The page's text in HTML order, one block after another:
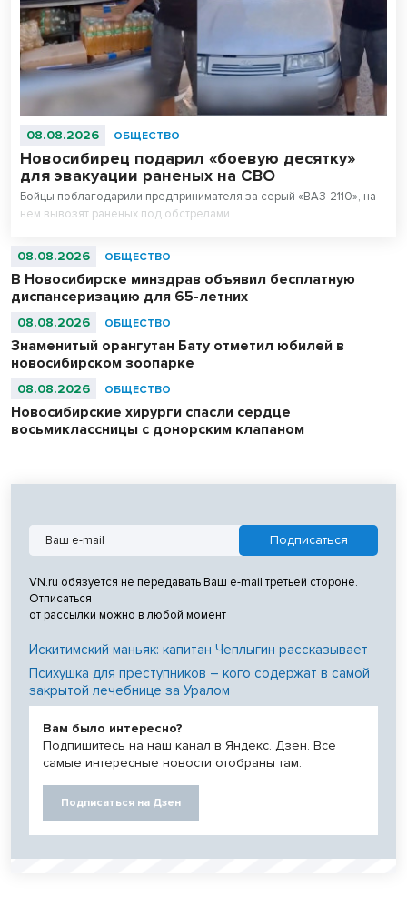
08.08.2026 ОБЩЕСТВО
Новосибирец подарил «боевую десятку»
для эвакуации раненых на СВО
Бойцы поблагодарили предпринимателя за серый «ВАЗ-2110», на
нем вывозят раненых под обстрелами.
08.08.2026 ОБЩЕСТВО
В Новосибирске минздрав объявил бесплатную
диспансеризацию для 65-летних
08.08.2026 ОБЩЕСТВО
Знаменитый орангутан Бату отметил юбилей в
новосибирском зоопарке
08.08.2026 ОБЩЕСТВО
Новосибирские хирурги спасли сердце
восьмиклассницы с донорским клапаном
VN.ru обязуется не передавать Ваш e-mail третьей стороне.
Отписаться
от рассылки можно в любой момент
Искитимский маньяк: капитан Чеплыгин рассказывает
Психушка для преступников – кого содержат в самой
закрытой лечебнице за Уралом
Вам было интересно?
Подпишитесь на наш канал в Яндекс. Дзен. Все
самые интересные новости отобраны там.
Подписаться на Дзен